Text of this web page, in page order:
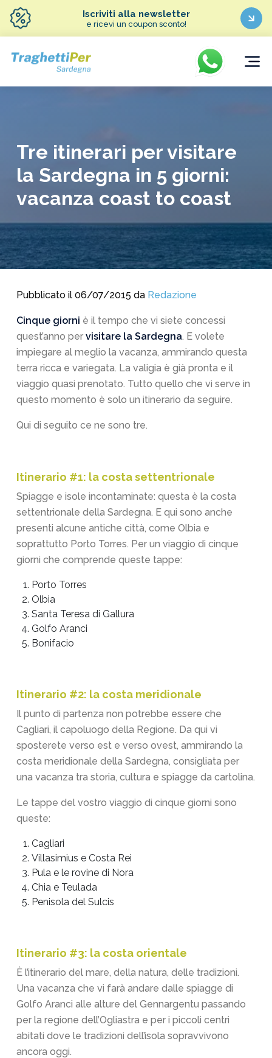
Iscriviti alla newsletter
e ricevi un coupon sconto!
Tre itinerari per visitare
la Sardegna in 5 giorni:
vacanza coast to coast
Pubblicato il 06/07/2015 da Redazione
Cinque giorni è il tempo che vi siete concessi
quest’anno per visitare la Sardegna. E volete
impiegare al meglio la vacanza, ammirando questa
terra ricca e variegata. La valigia è già pronta e il
viaggio quasi prenotato. Tutto quello che vi serve in
questo momento è solo un itinerario da seguire.
Qui di seguito ce ne sono tre.
Itinerario #1: la costa settentrionale
Spiagge e isole incontaminate: questa è la costa
settentrionale della Sardegna. E qui sono anche
presenti alcune antiche città, come Olbia e
soprattutto Porto Torres. Per un viaggio di cinque
giorni che comprende queste tappe:
Porto Torres
Olbia
Santa Teresa di Gallura
Golfo Aranci
Bonifacio
Itinerario #2: la costa meridionale
Il punto di partenza non potrebbe essere che
Cagliari, il capoluogo della Regione. Da qui vi
sposterete verso est e verso ovest, ammirando la
costa meridionale della Sardegna, consigliata per
una vacanza tra storia, cultura e spiagge da cartolina.
Le tappe del vostro viaggio di cinque giorni sono
queste:
Cagliari
Villasimius e Costa Rei
Pula e le rovine di Nora
Chia e Teulada
Penisola del Sulcis
Itinerario #3: la costa orientale
È l’itinerario del mare, della natura, delle tradizioni.
Una vacanza che vi farà andare dalle spiagge di
Golfo Aranci alle alture del Gennargentu passando
per la regione dell’Ogliastra e per i piccoli centri
abitati dove le tradizioni dell’isola sopravvivono
ancora oggi.